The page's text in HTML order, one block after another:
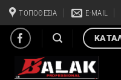
Μετάβαση
στο
περιεχόμενο
ΤΟΠΟΘΕΣΙΑ E-MAIL